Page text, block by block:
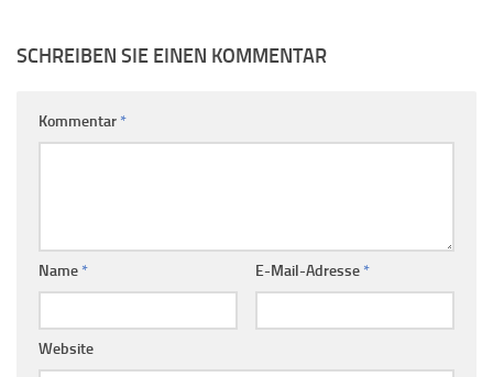
SCHREIBEN SIE EINEN KOMMENTAR
Kommentar *
Name * E-Mail-Adresse *
Website